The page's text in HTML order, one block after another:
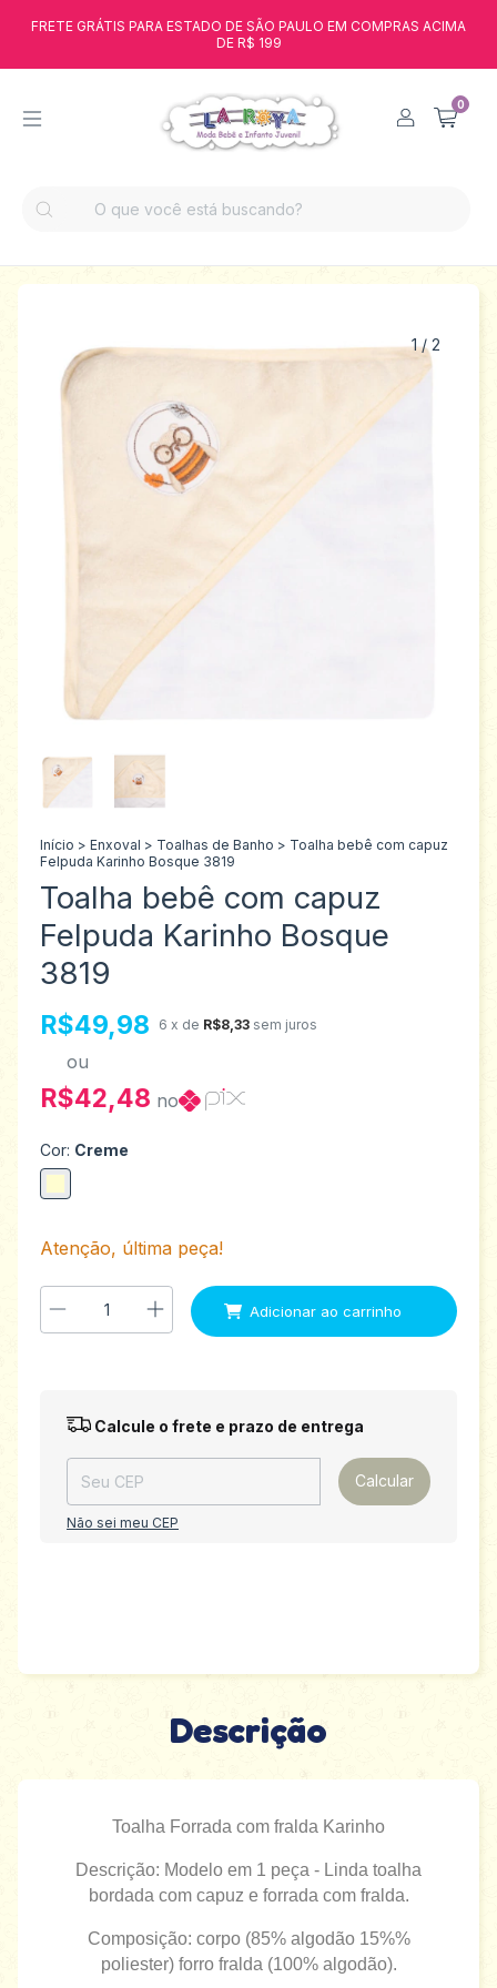
FRETE GRÁTIS PARA ESTADO DE SÃO PAULO EM COMPRAS ACIMA
DE R$ 199
0
1/ 2
Início > Enxoval > Toalhas de Banho > Toalha bebê com capuz
Felpuda Karinho Bosque 3819
Toalha bebê com capuz
Felpuda Karinho Bosque
3819
R$49,98 6 x de R$8,33 sem juros
ou
R$42,48 no
Cor: Creme
Atenção, última peça!
Entregas para o CEP: Alterar CEP
Calcule o frete e prazo de entrega
Calcular
Não sei meu CEP
Descrição
Toalha Forrada com fralda Karinho
Descrição: Modelo em 1 peça - Linda toalha
bordada com capuz e forrada com fralda.
Composição: corpo (85% algodão 15%%
poliester) forro fralda (100% algodão).